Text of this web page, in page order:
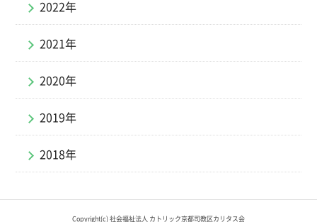
2022年
2021年
2020年
2019年
2018年
Copyright(c) 社会福祉法人 カトリック京都司教区カリタス会